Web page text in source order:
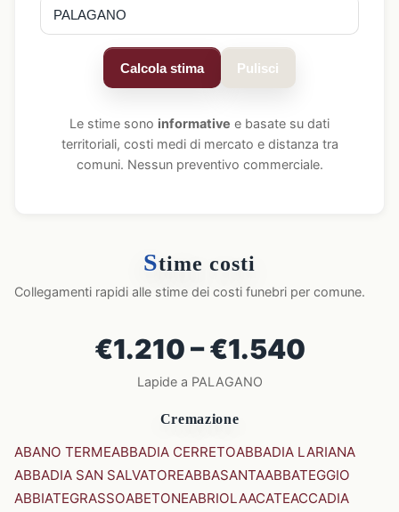
Calcola stima Pulisci
Le stime sono informative e basate su dati
territoriali, costi medi di mercato e distanza tra
comuni. Nessun preventivo commerciale.
Stime costi
Collegamenti rapidi alle stime dei costi funebri per comune.
€1.210 – €1.540
Lapide a PALAGANO
Cremazione
ABANO TERMEABBADIA CERRETOABBADIA LARIANA
ABBADIA SAN SALVATOREABBASANTAABBATEGGIO
ABBIATEGRASSOABETONEABRIOLAACATEACCADIA